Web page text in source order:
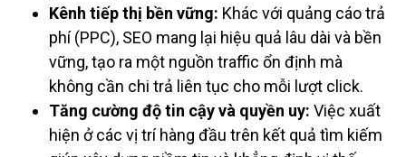
Kênh tiếp thị bền vững: Khác với quảng cáo trả
phí (PPC), SEO mang lại hiệu quả lâu dài và bền
vững, tạo ra một nguồn traffic ổn định mà
không cần chi trả liên tục cho mỗi lượt click.
Tăng cường độ tin cậy và quyền uy: Việc xuất
hiện ở các vị trí hàng đầu trên kết quả tìm kiếm